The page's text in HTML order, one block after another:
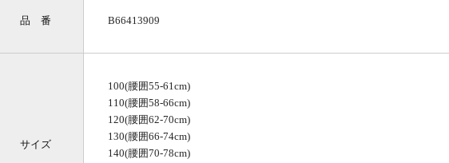
品 番 B66413909
サイズ
100(腰囲55-61cm)
110(腰囲58-66cm)
120(腰囲62-70cm)
130(腰囲66-74cm)
140(腰囲70-78cm)